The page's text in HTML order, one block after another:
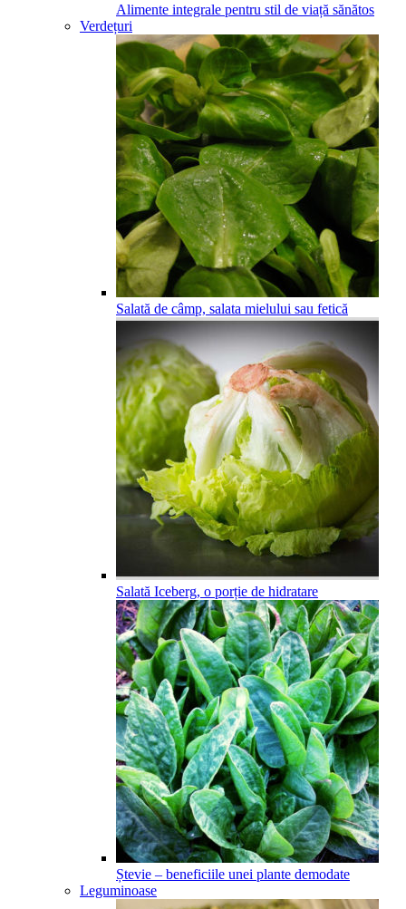
Alimente integrale pentru stil de viață sănătos
Verdețuri
Salată de câmp, salata mielului sau fetică
Salată Iceberg, o porție de hidratare
Ștevie – beneficiile unei plante demodate
Leguminoase